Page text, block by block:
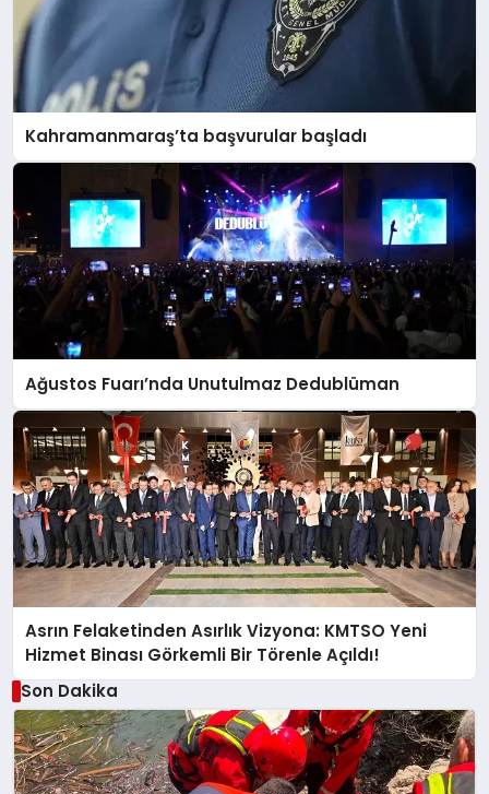
Kahramanmaraş’ta başvurular başladı
Ağustos Fuarı’nda Unutulmaz Dedublüman
Asrın Felaketinden Asırlık Vizyona: KMTSO Yeni
Hizmet Binası Görkemli Bir Törenle Açıldı!
Son Dakika